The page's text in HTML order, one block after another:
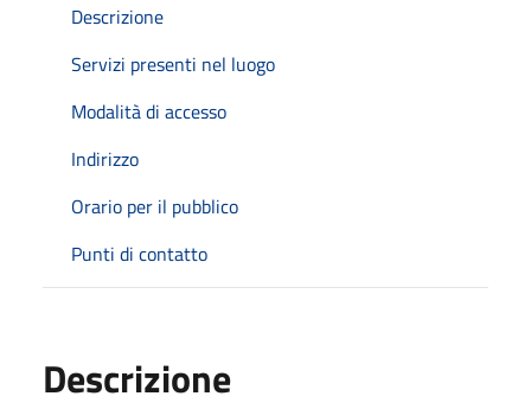
Descrizione
Servizi presenti nel luogo
Modalità di accesso
Indirizzo
Orario per il pubblico
Punti di contatto
Descrizione